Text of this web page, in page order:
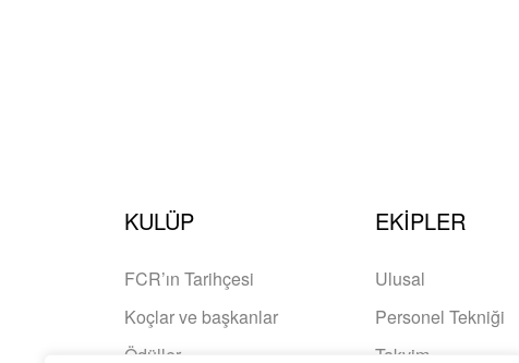
KULÜP
FCR’ın Tarihçesi
Koçlar ve başkanlar
Ödüller
EKIPLER
Ulusal
Personel Tekniği
Takvim